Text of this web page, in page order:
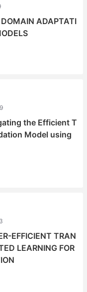
DOMAIN ADAPTATI
the Efficient T
Model using
EFFICIENT TRAN
LEARNING FOR